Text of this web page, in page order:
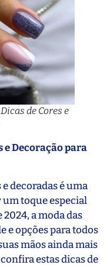
de Cores e
e Decoração para
decoradas é uma
um toque especial
a moda das
e opções para todos
mãos ainda mais
estas dicas de